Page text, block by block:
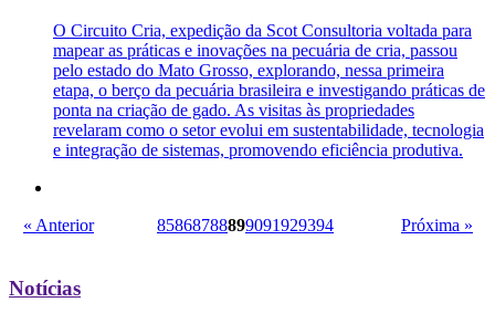
O Circuito Cria, expedição da Scot Consultoria voltada para
mapear as práticas e inovações na pecuária de cria, passou
pelo estado do Mato Grosso, explorando, nessa primeira
etapa, o berço da pecuária brasileira e investigando práticas de
ponta na criação de gado. As visitas às propriedades
revelaram como o setor evolui em sustentabilidade, tecnologia
e integração de sistemas, promovendo eficiência produtiva.
« Anterior 85868788899091929394 Próxima »
Notícias